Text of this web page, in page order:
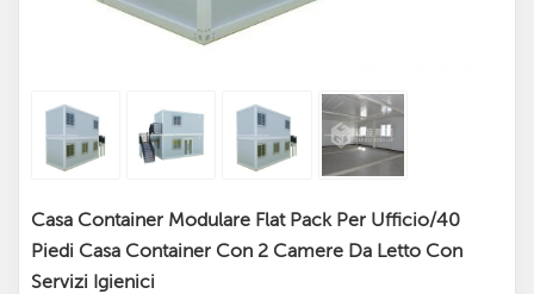
Casa Container Modulare Flat Pack Per Ufficio/40
Piedi Casa Container Con 2 Camere Da Letto Con
Servizi Igienici